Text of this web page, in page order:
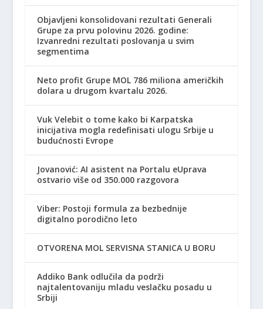
Objavljeni konsolidovani rezultati Generali
Grupe za prvu polovinu 2026. godine:
Izvanredni rezultati poslovanja u svim
segmentima
Neto profit Grupe MOL 786 miliona američkih
dolara u drugom kvartalu 2026.
Vuk Velebit o tome kako bi Karpatska
inicijativa mogla redefinisati ulogu Srbije u
budućnosti Evrope
Jovanović: AI asistent na Portalu eUprava
ostvario više od 350.000 razgovora
Viber: Postoji formula za bezbednije
digitalno porodično leto
OTVORENA MOL SERVISNA STANICA U BORU
Addiko Bank odlučila da podrži
najtalentovaniju mladu veslačku posadu u
Srbiji